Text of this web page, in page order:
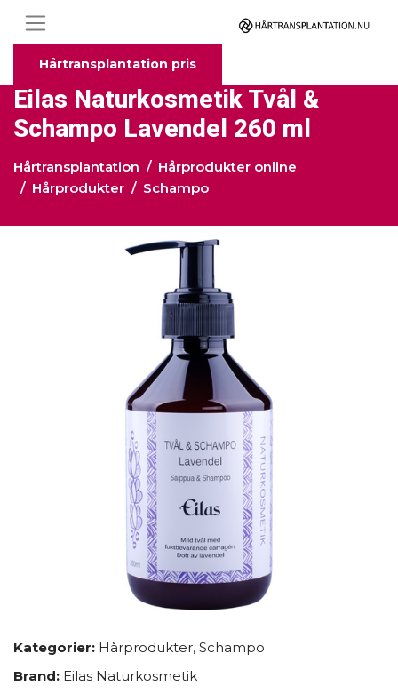
Hårtransplantation pris
Eilas Naturkosmetik Tvål &
Schampo Lavendel 260 ml
Hårtransplantation
Hårprodukter online
Hårprodukter
Schampo
Kategorier: Hårprodukter, Schampo
Brand: Eilas Naturkosmetik